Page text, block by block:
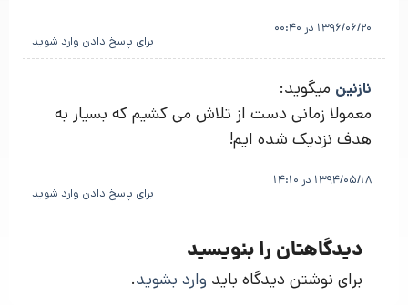
1396/06/20 در 00:40
برای پاسخ دادن وارد شوید
نازنین میگوید:
معمولا زمانی دست از تلاش می کشیم که بسیار به
هدف نزدیک شده ایم!
1394/05/18 در 14:10
برای پاسخ دادن وارد شوید
دیدگاهتان را بنویسید
برای نوشتن دیدگاه باید وارد بشوید.